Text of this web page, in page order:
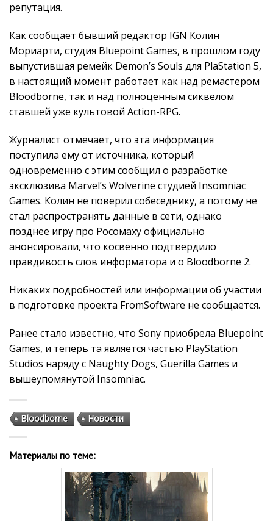
репутация.
Как сообщает бывший редактор IGN Колин
Мориарти, студия Bluepoint Games, в прошлом году
выпустившая ремейк Demon’s Souls для PlaStation 5,
в настоящий момент работает как над ремастером
Bloodborne, так и над полноценным сиквелом
ставшей уже культовой Action-RPG.
Журналист отмечает, что эта информация
поступила ему от источника, который
одновременно с этим сообщил о разработке
эксклюзива Marvel’s Wolverine студией Insomniac
Games. Колин не поверил собеседнику, а потому не
стал распространять данные в сети, однако
позднее игру про Росомаху официально
анонсировали, что косвенно подтвердило
правдивость слов информатора и о Bloodborne 2.
Никаких подробностей или информации об участии
в подготовке проекта FromSoftware не сообщается.
Ранее стало известно, что Sony приобрела Bluepoint
Games, и теперь та является частью PlayStation
Studios наряду с Naughty Dogs, Guerilla Games и
вышеупомянутой Insomniac.
Bloodborne Новости
Материалы по теме: